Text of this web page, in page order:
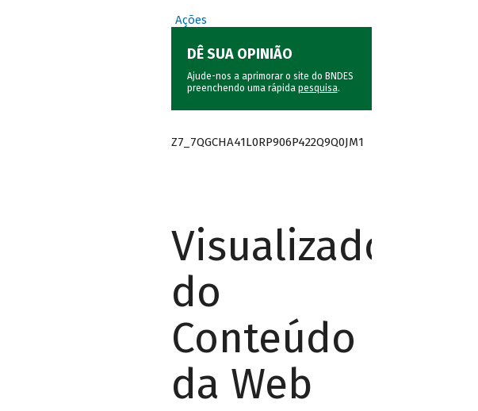
Ações
DÊ SUA OPINIÃO
Ajude-nos a aprimorar o site do BNDES
preenchendo uma rápida pesquisa.
Z7_7QGCHA41L0RP906P422Q9Q0JM1
Visualizador
do
Conteúdo
da Web